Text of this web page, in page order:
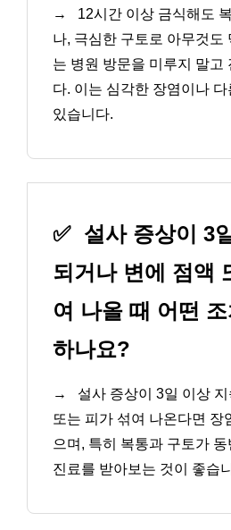
→
12시간 이상 금식해도
나, 극심한 구토로 아무것도
는 병원 방문을 미루지 말고
다. 이는 심각한 장염이나
있습니다.
✅ 설사 증상이 3
되거나 변에 점액
여 나올 때 어떤
하나요?
→
설사 증상이 3일 이상
또는 피가 섞여 나온다면 장
으며, 특히 복통과 구토가
진료를 받아보는 것이 좋습